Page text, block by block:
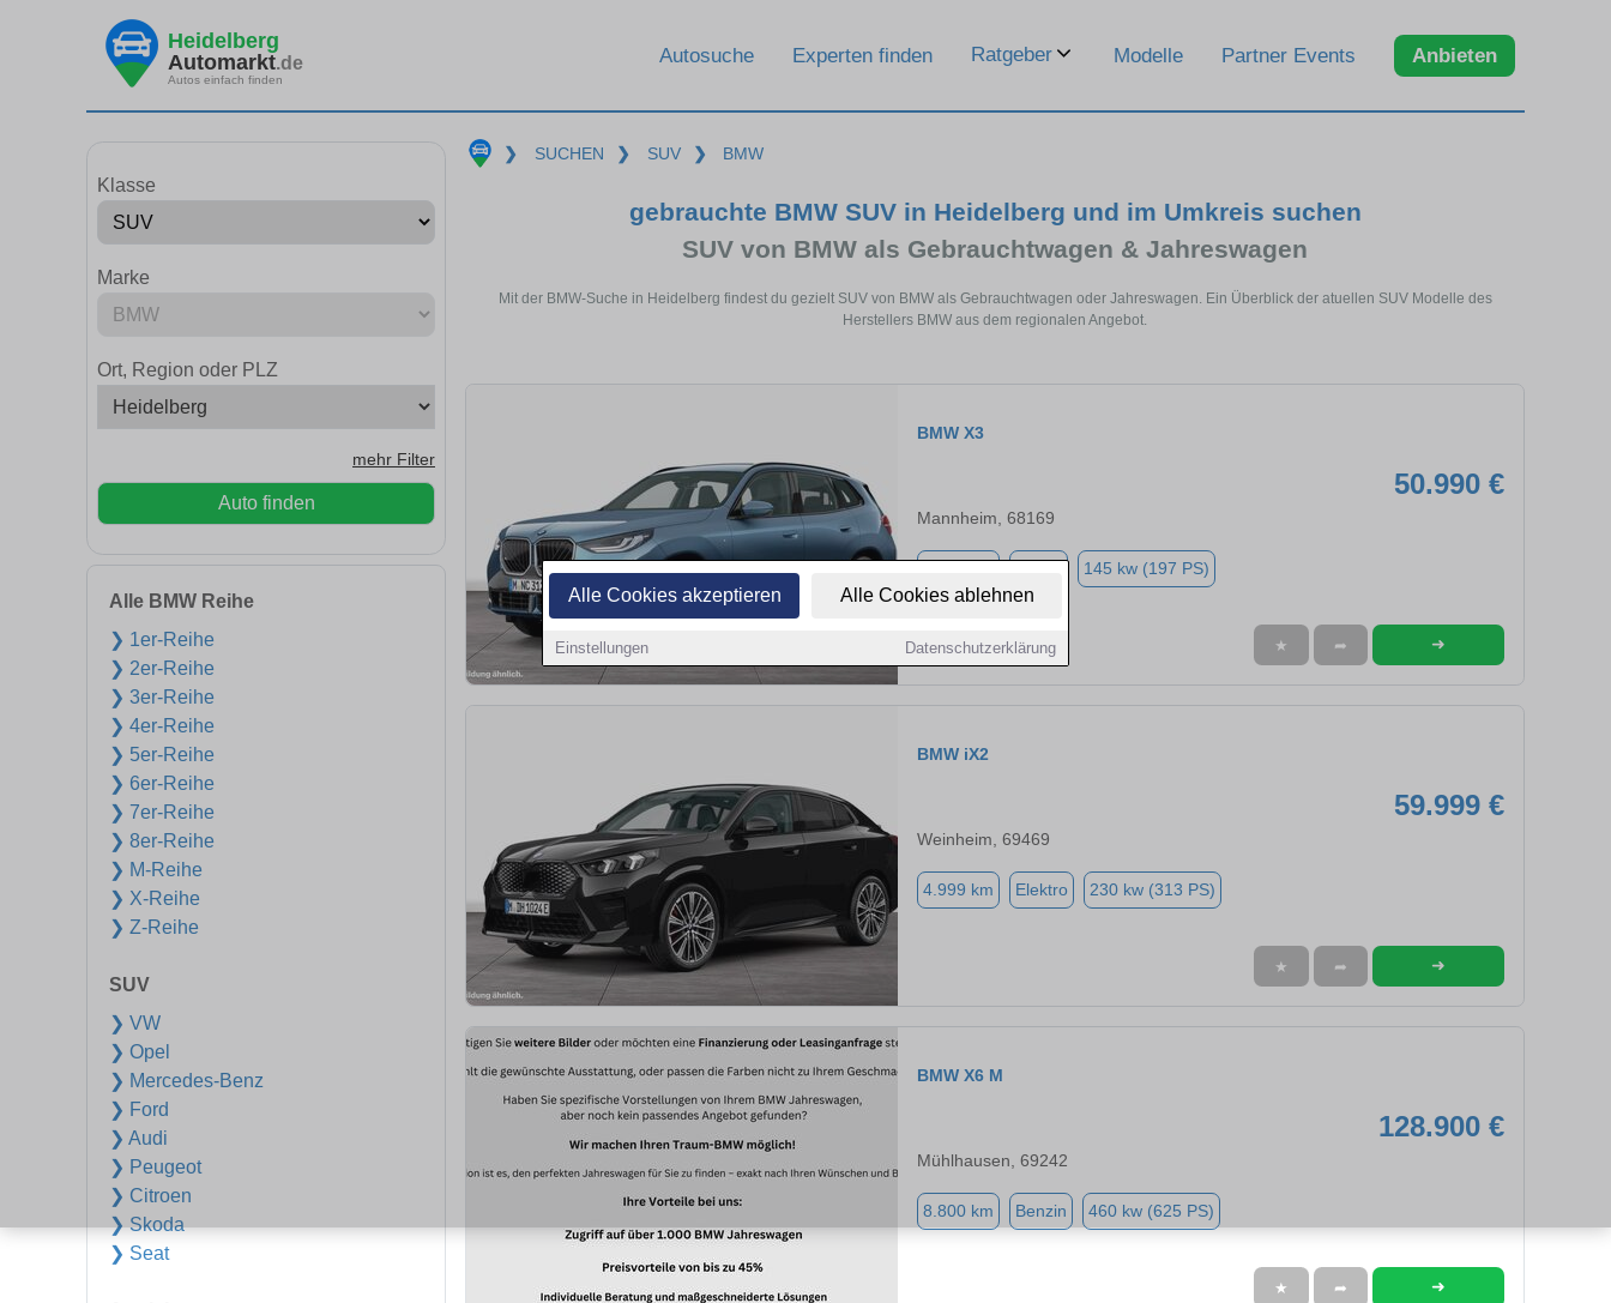
Alle Cookies akzeptieren Alle Cookies ablehnen
Einstellungen Datenschutzerklärung
Heidelberg
Automarkt.de
Autos einfach finden
Autosuche Experten finden Ratgeber Modelle Partner Events Anbieten
Klasse
Marke
Ort, Region oder PLZ
mehr Filter
Auto finden
Alle BMW Reihe
❯ 1er-Reihe
❯ 2er-Reihe
❯ 3er-Reihe
❯ 4er-Reihe
❯ 5er-Reihe
❯ 6er-Reihe
❯ 7er-Reihe
❯ 8er-Reihe
❯ M-Reihe
❯ X-Reihe
❯ Z-Reihe
SUV
❯ VW
❯ Opel
❯ Mercedes-Benz
❯ Ford
❯ Audi
❯ Peugeot
❯ Citroen
❯ Skoda
❯ Seat
❯ SUCHEN ❯ SUV ❯ BMW
gebrauchte BMW SUV in Heidelberg und im Umkreis suchen
SUV von BMW als Gebrauchtwagen & Jahreswagen
Mit der BMW-Suche in Heidelberg findest du gezielt SUV von BMW als Gebrauchtwagen oder Jahreswagen. Ein Überblick der atuellen SUV Modelle des
Herstellers BMW aus dem regionalen Angebot.
BMW X3
50.990 €
Mannheim, 68169
145 kw (197 PS)
★ ➦ ➜
BMW iX2
59.999 €
Weinheim, 69469
4.999 km Elektro 230 kw (313 PS)
★ ➦ ➜
BMW X6 M
128.900 €
Mühlhausen, 69242
8.800 km Benzin 460 kw (625 PS)
★ ➦ ➜